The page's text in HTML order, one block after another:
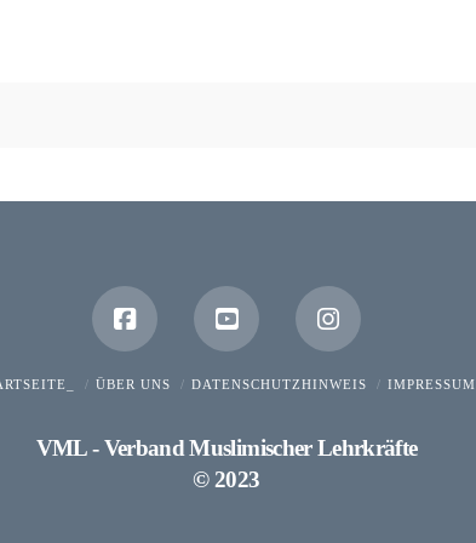
ÜBER UNS DATENSCHUTZHINWEIS IMPRESSUM
VML - Verband Muslimischer Lehrkräfte
© 2023